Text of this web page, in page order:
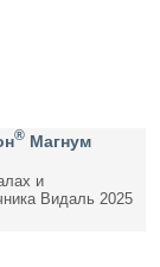
® Магнум
и
Видаль 2025